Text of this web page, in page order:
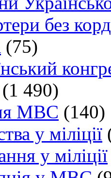
без
(75)
(1 490)
МВС (140)
у міліції
у міліції